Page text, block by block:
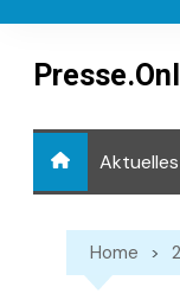
content
Aktuelles
Home